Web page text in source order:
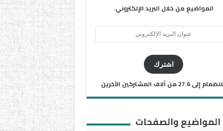
المواضيع من خلال البريد الإلكتروني.
اشترك
إلى 27.6 من آلاف المشتركين الآخرين
المواضيع والصفحات